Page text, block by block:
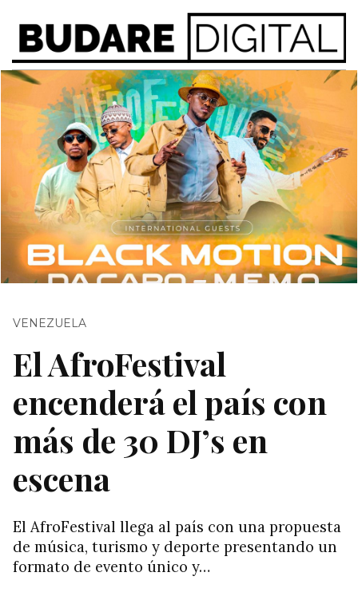
VENEZUELA
El AfroFestival
encenderá el país con
más de 30 DJ’s en
escena
El AfroFestival llega al país con una propuesta
de música, turismo y deporte presentando un
formato de evento único y…